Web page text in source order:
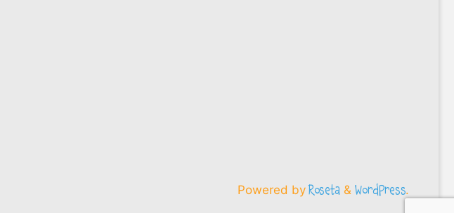
Powered byRoseta & WordPress.